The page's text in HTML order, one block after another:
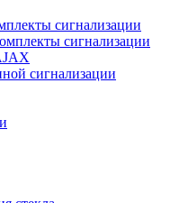
сигнализации
сигнализации
сигнализации